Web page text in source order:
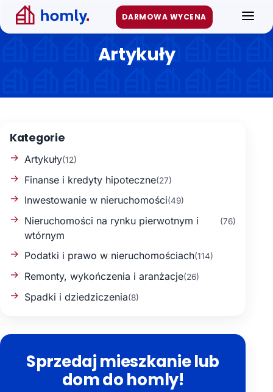
Przejdź
do
treści
DARMOWA WYCENA
FAQ
Artykuły
Kategorie
Artykuły(12)
Finanse i kredyty hipoteczne(27)
Inwestowanie w nieruchomości(49)
Nieruchomości na rynku pierwotnym i
wtórnym
(76)
Podatki i prawo w nieruchomościach(114)
Remonty, wykończenia i aranżacje(26)
Spadki i dziedziczenia(8)
Sprzedaj mieszkanie lub
dom do homly!